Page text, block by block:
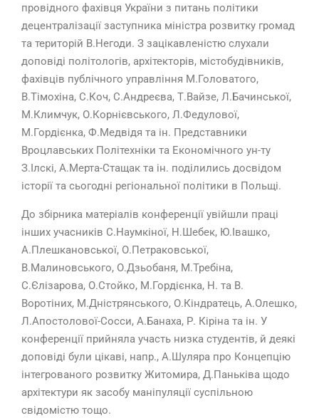
провідного фахівця України з питань політики
децентралізації заступника міністра розвитку громад
та територій В.Негоди. З зацікавленістю слухали
доповіді політологів, архітекторів, містобудівників,
фахівців публічного управління М.Головатого,
В.Тімохіна, С.Коч, С.Андреєва, Т.Вайзе, Л.Бачинської,
М.Климчук, О.Корнієвського, Л.Федулової,
М.Гордієнка, Ф.Медвідя та ін. Представники
Вроцлавських Політехніки та Економічного ун-ту
З.Ілскі, А.Мерта-Стащак та ін. поділились досвідом
історії та сьогодні регіональної політики в Польщі.
До збірника матеріалів конференції увійшли праці
інших учасників С.Наумкіної, Н.Шебек, Ю.Івашко,
А.Плешкановської, О.Петраковської,
В.Малиновського, О.Дзьобаня, М.Требіна,
С.Єлізарова, О.Стойко, М.Гордієнка, Н. та В.
Воротіних, М.Дністрянського, О.Кіндратець, А.Олешко,
Л.Апостолової-Сосси, А.Банаха, Р. Кіріна та ін. У
конференції прийняла участь низка студентів, й деякі
доповіді були цікаві, напр., А.Шуляра про Концепцію
інтегрованого розвитку Житомира, Д.Паньківа щодо
архітектури як засобу маніпуляції суспільною
свідомістю тощо.